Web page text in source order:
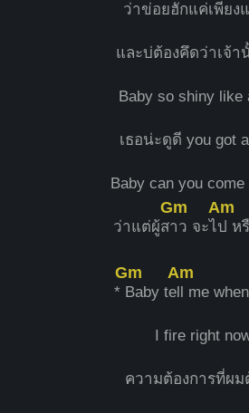
ว่าข่อยฮักแค่เพียง
และบ่ต้องคึดว่าเจ้า
Baby so shiny like
เธอน่ะดูดี you got
Baby can you come
ว่าแต่ผู้ส
Gm
าว จะไ
Am
ป ห
*
Gm
Baby te
Am
ll me
I fire right
ความต้องการที่ผม